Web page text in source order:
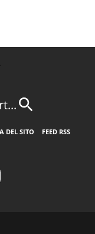
DEL SITO
FEED RSS